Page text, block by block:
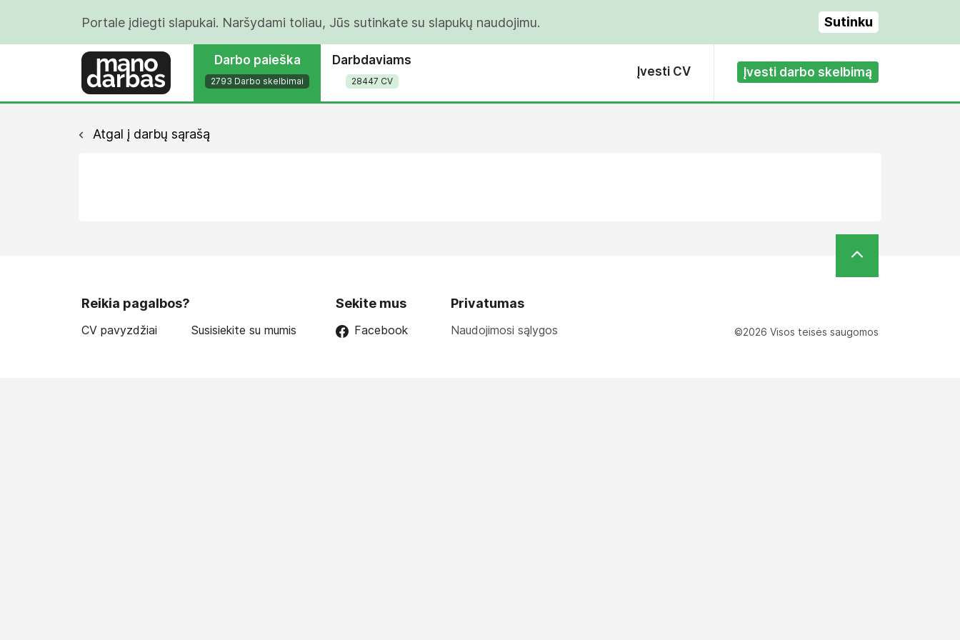
Portale įdiegti slapukai. Naršydami toliau, Jūs sutinkate su slapukų naudojimu. Sutinku
Darbo paieška
2793 Darbo skelbimai
Darbdaviams
28447 CV
Įvesti CV Įvesti darbo skelbimą
Atgal į darbų sąrašą
Reikia pagalbos?
CV pavyzdžiai Susisiekite su mumis
Sekite mus
Facebook
Privatumas
Naudojimosi sąlygos ©2026 Visos teisės saugomos